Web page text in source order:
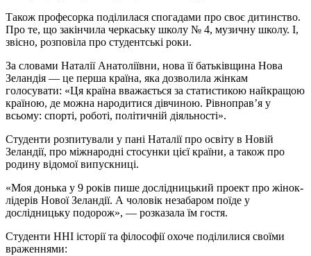
Також професорка поділилася спогадами про своє дитинство.
Про те, що закінчила черкаську школу № 4, музичну школу. І,
звісно, розповіла про студентські роки.
За словами Наталії Анатоліївни, нова її батьківщина Нова
Зеландія — це перша країна, яка дозволила жінкам
голосувати: «Ця країна вважається за статистикою найкращою
країною, де можна народитися дівчиною. Рівноправ’я у
всьому: спорті, роботі, політичній діяльності».
Студенти розпитували у пані Наталії про освіту в Новій
Зеландії, про міжнародні стосунки цієї країни, а також про
родину відомої випускниці.
«Моя донька у 9 років пише дослідницький проект про жінок-
лідерів Нової Зеландії. А чоловік незабаром поїде у
дослідницьку подорож», — розказала їм гостя.
Студенти ННІ історії та філософії охоче поділилися своїми
враженнями: